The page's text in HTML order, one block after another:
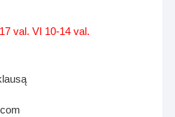
val. VI 10-14 val.